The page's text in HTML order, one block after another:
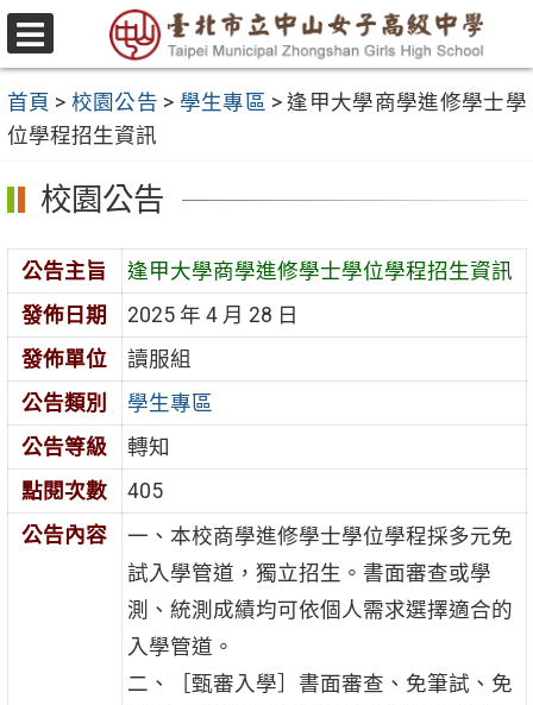
跳
至
要
內
容
區
選
單
首頁 > 校園公告 > 學生專區 >逢甲大學商學進修學士學
位學程招生資訊
校園公告
公告主旨
逢甲大學商學進修學士學位學程招生資訊
發佈日期
2025 年 4 月 28 日
發佈單位
讀服組
公告類別
學生專區
公告等級
轉知
點閱次數
405
公告內容
一、本校商學進修學士學位學程採多元免
試入學管道，獨立招生。書面審查或學
測、統測成績均可依個人需求選擇適合的
入學管道。
二、［甄審入學］書面審查、免筆試、免